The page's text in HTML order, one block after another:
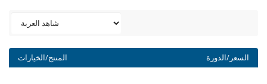
المنتج/الخيارات السعر/الدورة